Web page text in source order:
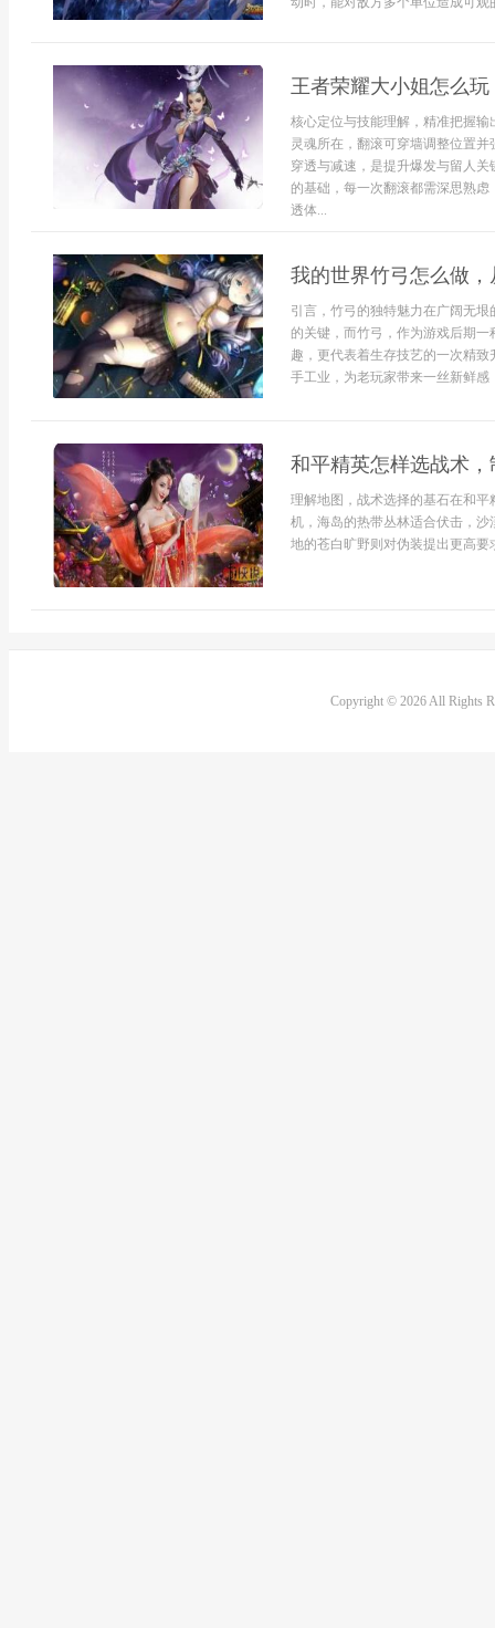
王者荣耀大小姐怎么
核心定位与技能理解，精准把握
灵魂所在，翻滚可穿墙调整位置
穿透与减速，是提升爆发与留人
的基础，每一次翻滚都需深思熟
透体...
我的世界竹弓怎么做
引言，竹弓的独特魅力在广阔无
的关键，而竹弓，作为游戏后期
趣，更代表着生存技艺的一次精
手工业，为老玩家带来一丝新鲜感
和平精英怎样选战术
理解地图，战术选择的基石在和
机，海岛的热带丛林适合伏击，
地的苍白旷野则对伪装提出更高
Copyright © 2026 All Rights